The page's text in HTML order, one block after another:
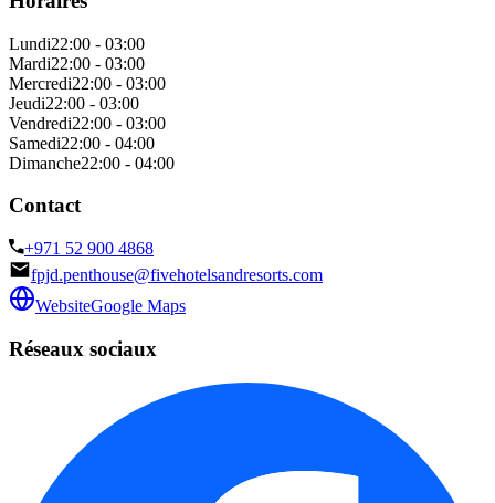
Lundi22:00 - 03:00
Mardi22:00 - 03:00
Mercredi22:00 - 03:00
Jeudi22:00 - 03:00
Vendredi22:00 - 03:00
Samedi22:00 - 04:00
Dimanche22:00 - 04:00
Contact
+971 52 900 4868
fpjd.penthouse@fivehotelsandresorts.com
WebsiteGoogle Maps
Réseaux sociaux